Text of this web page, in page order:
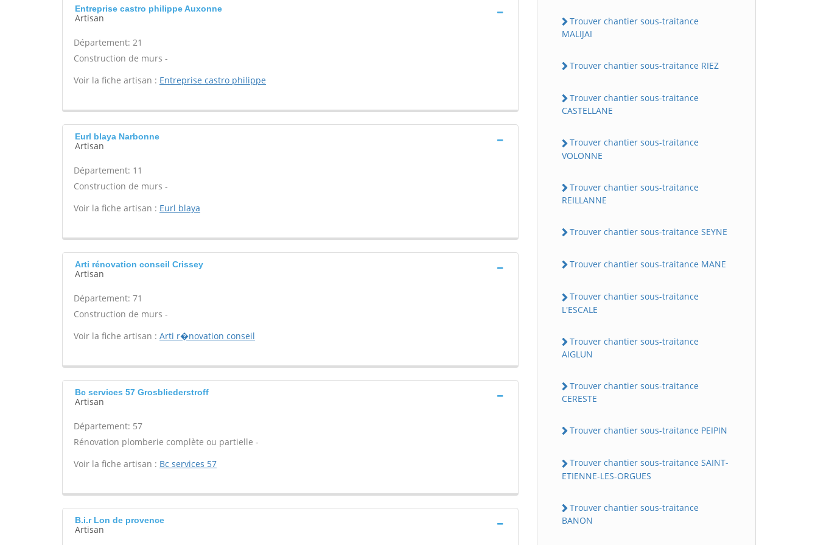
Entreprise castro philippe Auxonne
Artisan
Département: 21
Construction de murs -
Voir la fiche artisan : Entreprise castro philippe
Eurl blaya Narbonne
Artisan
Département: 11
Construction de murs -
Voir la fiche artisan : Eurl blaya
Arti rénovation conseil Crissey
Artisan
Département: 71
Construction de murs -
Voir la fiche artisan : Arti r�novation conseil
Bc services 57 Grosbliederstroff
Artisan
Département: 57
Rénovation plomberie complète ou partielle -
Voir la fiche artisan : Bc services 57
B.i.r Lon de provence
Artisan
Trouver chantier sous-traitance
MALIJAI
Trouver chantier sous-traitance RIEZ
Trouver chantier sous-traitance
CASTELLANE
Trouver chantier sous-traitance
VOLONNE
Trouver chantier sous-traitance
REILLANNE
Trouver chantier sous-traitance SEYNE
Trouver chantier sous-traitance MANE
Trouver chantier sous-traitance
L'ESCALE
Trouver chantier sous-traitance
AIGLUN
Trouver chantier sous-traitance
CERESTE
Trouver chantier sous-traitance PEIPIN
Trouver chantier sous-traitance SAINT-
ETIENNE-LES-ORGUES
Trouver chantier sous-traitance
BANON